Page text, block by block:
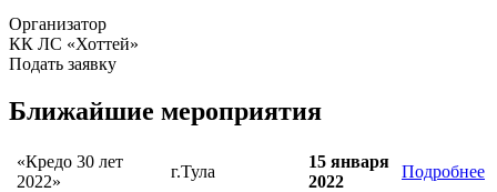
Организатор
КК ЛС «Хоттей»
Подать заявку
Ближайшие мероприятия
«Кредо 30 лет
2022»
г.Тула
15 января
2022
Подробнее